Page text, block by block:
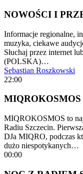
NOWOŚCI I
Informacje regionalne,
muzyka, ciekawe
Słuchaj przez internet
(POLSKA)…
Sebastian Roszkowski
22:00
MIQROKOSMOS
MIQROKOSMOS to
Radiu Szczecin.
DJa MIQRO, podczas
dużo niespotykanych…
00:00